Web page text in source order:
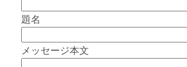
題名
メッセージ本文